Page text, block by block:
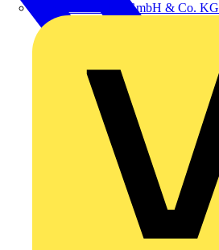
Alexander Bürkle GmbH & Co. KG